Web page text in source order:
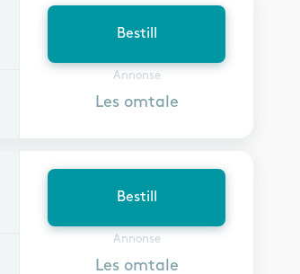
Bestill
Annonse
Les omtale
Bestill
Annonse
Les omtale